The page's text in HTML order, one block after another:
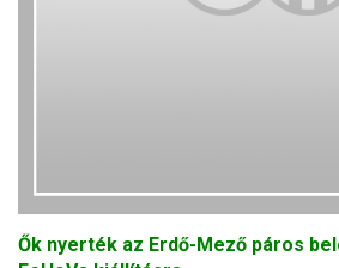
Ők nyerték az Erdő-Mező páros